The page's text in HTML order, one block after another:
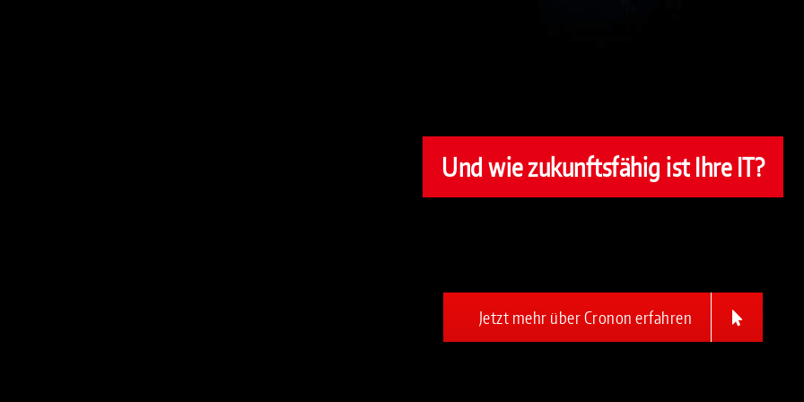
Und wie zukunftsfähig ist Ihre IT?
Jetzt mehr über Cronon erfahren